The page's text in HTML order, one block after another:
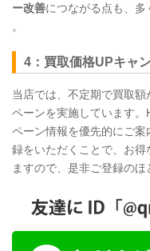
ー改善につながる点も、
。
4：買取価格UPキャ
当店では、不定期で買取
ペーンを実施しています
ペーン情報を優先的にご
録をいただくことで、お
ますので、是非ご登録のほ